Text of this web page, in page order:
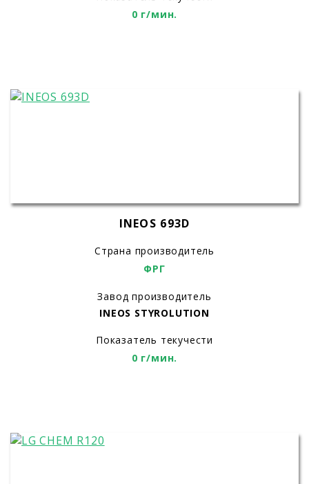
0 г/мин.
INEOS 693D
Страна производитель
ФРГ
Завод производитель
INEOS STYROLUTION
Показатель текучести
0 г/мин.